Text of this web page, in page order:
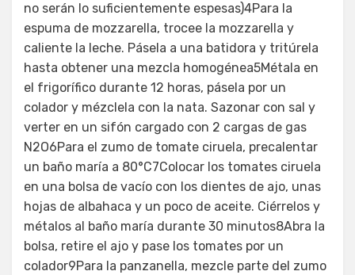
no serán lo suficientemente espesas)4Para la
espuma de mozzarella, trocee la mozzarella y
caliente la leche. Pásela a una batidora y tritúrela
hasta obtener una mezcla homogénea5Métala en
el frigorífico durante 12 horas, pásela por un
colador y mézclela con la nata. Sazonar con sal y
verter en un sifón cargado con 2 cargas de gas
N2O6Para el zumo de tomate ciruela, precalentar
un baño maría a 80°C7Colocar los tomates ciruela
en una bolsa de vacío con los dientes de ajo, unas
hojas de albahaca y un poco de aceite. Ciérrelos y
métalos al baño maría durante 30 minutos8Abra la
bolsa, retire el ajo y pase los tomates por un
colador9Para la panzanella, mezcle parte del zumo